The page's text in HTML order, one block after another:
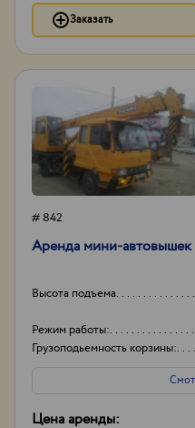
Заказать
# 842
Аренда мини-
Высота подъема
Режим работы:
Грузоподьемность корзины:
Боковой вылет стрелы
Цена аренды: